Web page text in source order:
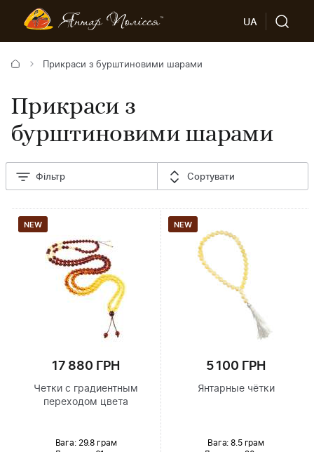
UA
Прикраси з бурштиновими шарами
Прикраси з
бурштиновими шарами
Фільтр Сортувати
NEW
17 880 ГРН
Четки с градиентным
переходом цвета
Вага: 29.8 грам
NEW
5 100 ГРН
Янтарные чётки
Вага: 8.5 грам